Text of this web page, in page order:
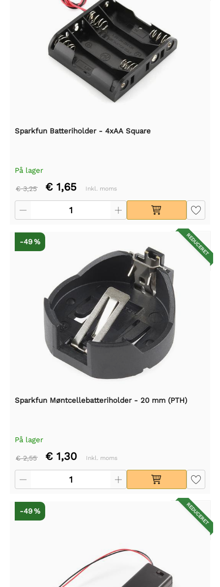
Sparkfun Batteriholder - 4xAA Square
På lager
€ 3,25 € 1,65 Inkl. moms
REDUCERET
-49 %
Sparkfun Møntcellebatteriholder - 20 mm (PTH)
På lager
€ 2,55 € 1,30 Inkl. moms
REDUCERET
-49 %